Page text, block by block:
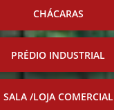
CHÁCARAS
PRÉDIO INDUSTRIAL
SALA /LOJA COMERCIAL